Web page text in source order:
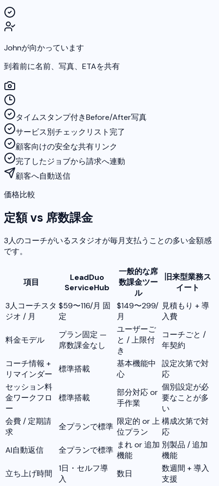
Johnが向かっています
到着前に名前、写真、ETAを共有
タイムスタンプ付きBefore/After写真
サービス別チェックリスト完了
顧客向けの安全な共有リンク
完了したジョブから請求へ連動
顧客へ自動送信
価格比較
定額 vs 席数課金
3人のコーチがいるスタジオが毎月支払うことの多い金額感
です。
項目
LeadDuo
ServiceHub
一般的な席
数課金ツー
ル
旧来型業務ス
イート
3人コーチスタ
ジオ / 月
$59〜116/月 固
定
$149〜299/
月
見積もり + 導
入費
料金モデル
プラン固定 —
席数課金なし
ユーザーご
と / 上限付
き
コーチごと /
年契約
コーチ情報 +
リマインダー
標準搭載
基本機能中
心
設定次第で対
応
セッション料
金ワークフロ
ー
標準搭載
部分対応 or
手作業
個別設定が必
要なことが多
い
会費 / 定期請
求
全プランで標準
限定的 or 上
位プラン
構成次第で対
応
AI自動返信
全プランで標準
まれ or 追加
機能
別製品 / 追加
機能
立ち上げ時間
1日・セルフ導
入
数日
数週間 + 導入
支援